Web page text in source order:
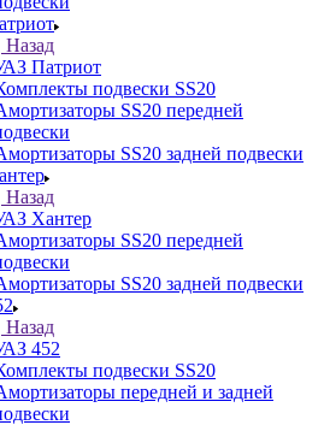
Назад
Патриот
подвески SS20
SS20 передней
SS20 задней подвески
Назад
Хантер
SS20 передней
SS20 задней подвески
Назад
452
подвески SS20
передней и задней